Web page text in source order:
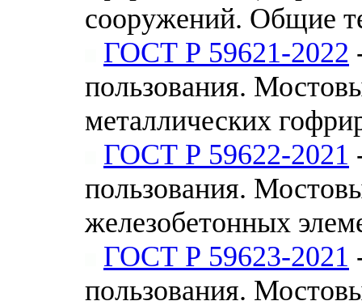
сооружений. Общие
ГОСТ Р 59621-2022
пользования.
металлических
ГОСТ Р 59622-2021
пользования.
железобетонных
ГОСТ Р 59623-2021
пользования.